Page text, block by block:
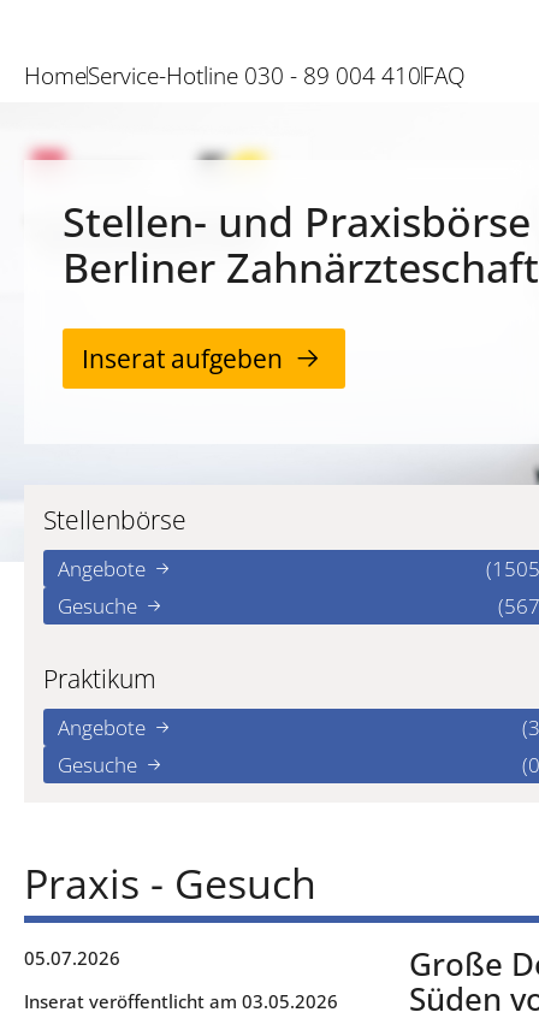
HomeService-Hotline 030 - 89 004 410FAQ
Stellen- und
Berliner Zahnärzteschaft
Inserat aufgeben
Stellenbörse
Angebote
Gesuche
Praktikum
Angebote
Gesuche
Praxis - Gesuch
05.07.2026
Inserat veröffentlicht am 03.05.2026
Große
Süden